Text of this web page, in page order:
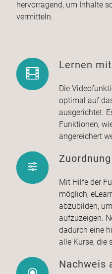
hervorragend, um Inhalte
vermitteln.
Lernen
Die
optimal auf
ausgerichtet.
Funktionen,
angereichert
Mit Hilfe der
möglich,
abzubilden,
aufzuzeigen.
dadurch eine
alle Kurse, die
Nachweis